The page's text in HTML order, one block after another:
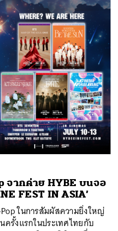
จากค่าย HYBE บนจอ
FEST IN ASIA’
ในการสัมผัสความยิ่งใหญ่
ครั้งแรกในประเทศไทยกับ